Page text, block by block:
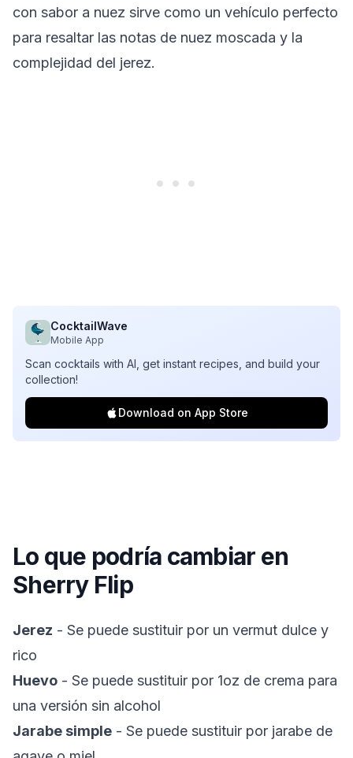
con sabor a nuez sirve como un vehículo perfecto
para resaltar las notas de nuez moscada y la
complejidad del jerez.
CocktailWave
Mobile App
Scan cocktails with AI, get instant recipes, and build your
collection!
Download on App Store
Lo que podría cambiar en
Sherry Flip
Jerez - Se puede sustituir por un vermut dulce y
rico
Huevo - Se puede sustituir por 1oz de crema para
una versión sin alcohol
Jarabe simple - Se puede sustituir por jarabe de